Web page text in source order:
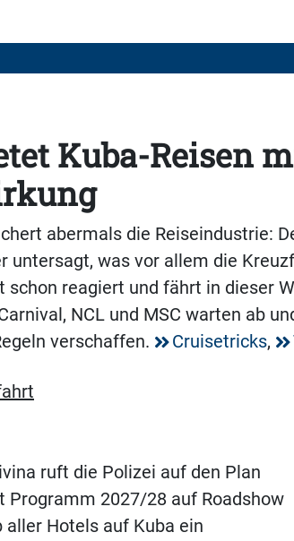
Kuba-Reisen
abermals die Reiseindustrie:
untersagt, was vor allem die
schon reagiert und fährt in dieser
NCL und MSC warten ab
verschaffen.
Cruisetricks,
ruft die Polizei auf den Plan
Programm 2027/28 auf Roadshow
Hotels auf Kuba ein